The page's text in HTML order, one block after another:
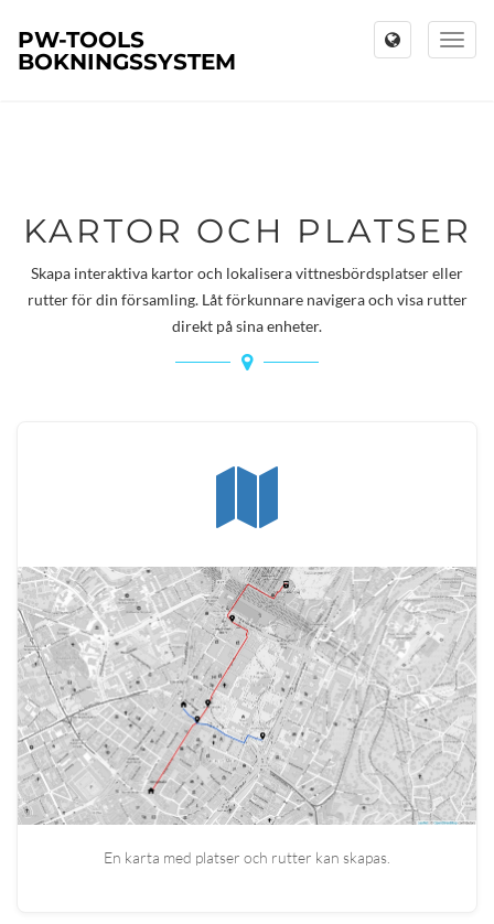
Toggle
PW-TOOLS
BOKNINGSSYSTEM
KARTOR OCH PLATSER
Skapa interaktiva kartor och lokalisera vittnesbördsplatser eller
rutter för din församling. Låt förkunnare navigera och visa rutter
direkt på sina enheter.
En karta med platser och rutter kan skapas.